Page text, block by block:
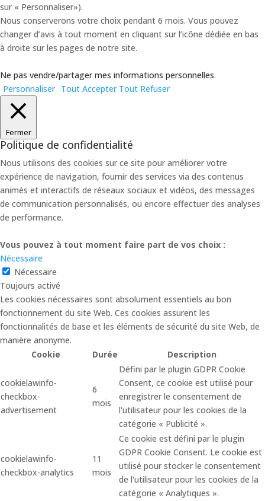
sur « Personnaliser»).
Nous conserverons votre choix pendant 6 mois. Vous pouvez
changer d’avis à tout moment en cliquant sur l’icône dédiée en bas
à droite sur les pages de notre site.
Ne pas vendre/partager mes informations personnelles.
Personnaliser Tout Accepter Tout Refuser
Fermer
Politique de confidentialité
Nous utilisons des cookies sur ce site pour améliorer votre
expérience de navigation, fournir des services via des contenus
animés et interactifs de réseaux sociaux et vidéos, des messages
de communication personnalisés, ou encore effectuer des analyses
de performance.
Vous pouvez à tout moment faire part de vos choix :
Nécessaire
Nécessaire
Toujours activé
Les cookies nécessaires sont absolument essentiels au bon
fonctionnement du site Web. Ces cookies assurent les
fonctionnalités de base et les éléments de sécurité du site Web, de
manière anonyme.
Cookie
Durée Description
cookielawinfo-
checkbox-
advertisement
6
mois
Défini par le plugin GDPR Cookie
Consent, ce cookie est utilisé pour
enregistrer le consentement de
l'utilisateur pour les cookies de la
catégorie « Publicité ».
cookielawinfo-
checkbox-analytics
11
mois
Ce cookie est défini par le plugin
GDPR Cookie Consent. Le cookie est
utilisé pour stocker le consentement
de l'utilisateur pour les cookies de la
catégorie « Analytiques ».